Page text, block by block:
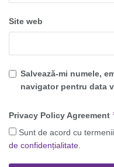
Site web
Salvează-mi numele,
navigator pentru data
Privacy Policy Agreement
Sunt de acord cu
de confidențialitate.